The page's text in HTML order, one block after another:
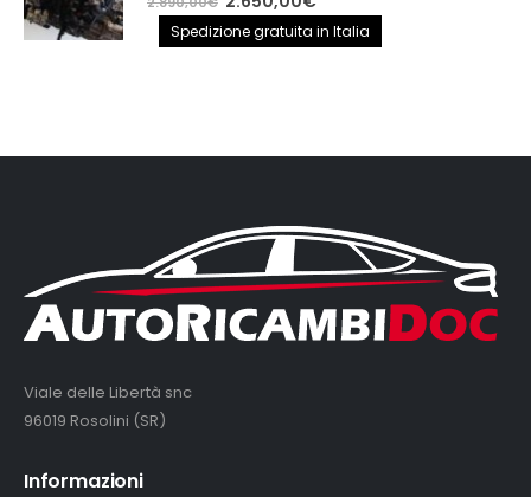
prezzo
originale
prezzo
attuale
Spedizione gratuita in Italia
Viale delle Libertà snc
96019 Rosolini (SR)
Informazioni